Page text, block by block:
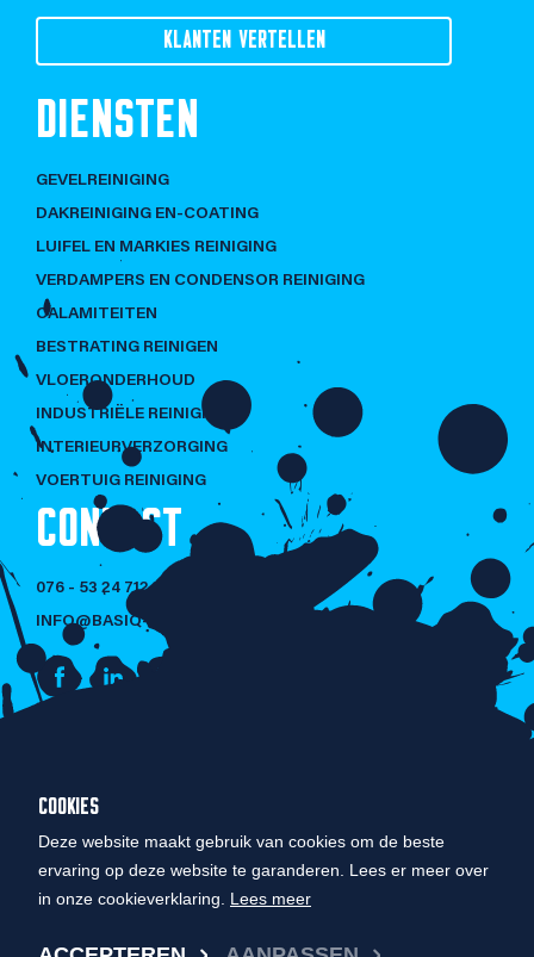
COOKIES
Deze website maakt gebruik van cookies om de beste
ervaring op deze website te garanderen. Lees er meer over
in onze cookieverklaring. Lees meer
KLANTEN VERTELLEN
DIENSTEN
GEVELREINIGING
DAKREINIGING EN-COATING
LUIFEL EN MARKIES REINIGING
VERDAMPERS EN CONDENSOR REINIGING
CALAMITEITEN
BESTRATING REINIGEN
VLOERONDERHOUD
INDUSTRIËLE REINIGING
INTERIEURVERZORGING
VOERTUIG REINIGING
CONTACT
076 - 53 24 712
INFO@BASIQ-CLEANING.NL
MAAR POETSEN!